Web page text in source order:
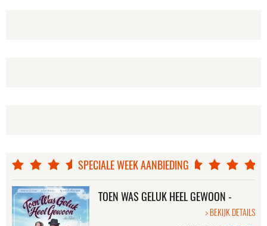
SPECIALE WEEK AANBIEDING
TOEN WAS GELUK HEEL GEWOON -
> BEKIJK DETAILS